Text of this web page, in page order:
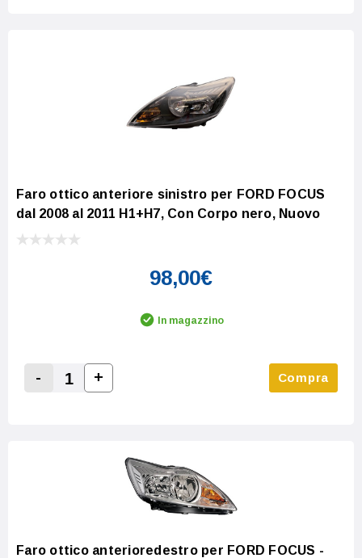
Faro ottico anteriore sinistro per FORD FOCUS
dal 2008 al 2011 H1+H7, Con Corpo nero, Nuovo
98,00€
In magazzino
Decrease Quantity:
-
Increase Quantity:
+ Compra
Faro ottico anterioredestro per FORD FOCUS -